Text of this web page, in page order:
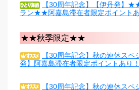
【30周年記念】【伊丹発】
ラン★★阿嘉島滞在者限定ポイント
★★秋季限定★★
【30周年記念】秋の連休ス
発】阿嘉島滞在者限定ポイントあり
【30周年記念】秋の連休スペ